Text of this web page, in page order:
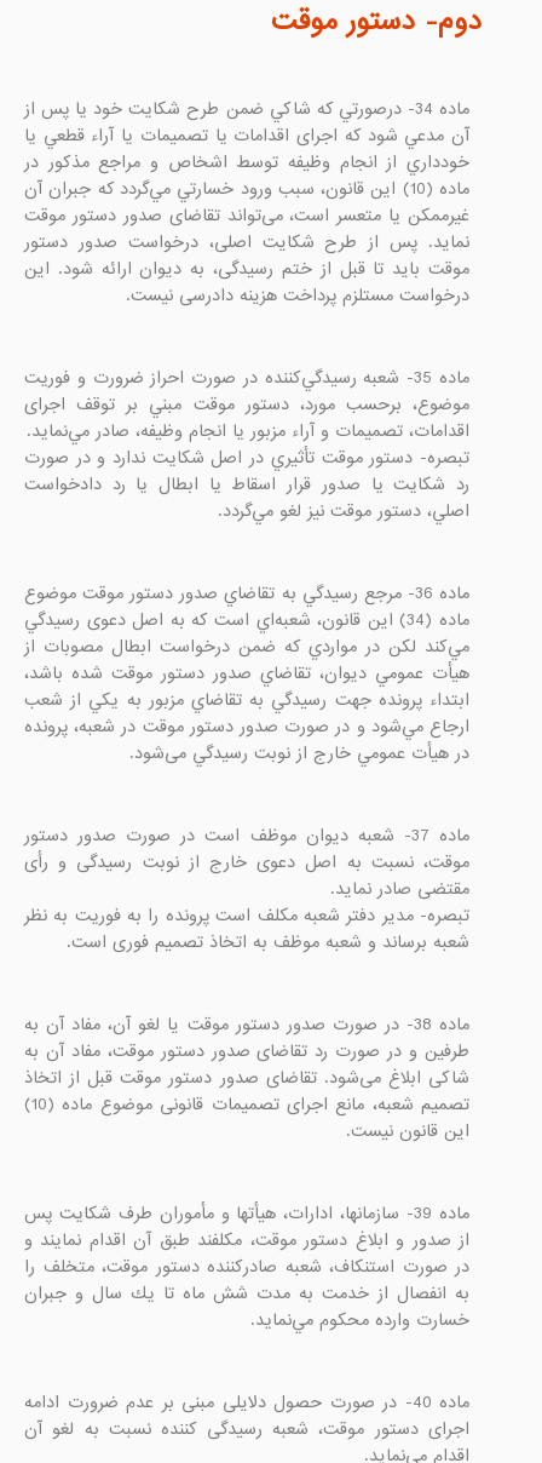
دوم- دستور موقت
ماده 34- درصورتي كه شاكي ضمن طرح شكايت خود يا پس از
آن مدعي شود كه اجرای اقدامات يا تصميمات يا آراء قطعي يا
خودداري از انجام وظيفه توسط اشخاص و مراجع مذكور در
ماده (10) این قانون، سبب ورود خسارتي مي‌گردد كه جبران آن
غيرممكن يا متعسر است، می‌تواند تقاضای صدور دستور موقت
نماید. پس از طرح شکایت اصلی، درخواست صدور دستور
موقت باید تا قبل از ختم رسیدگی، به دیوان ارائه شود. این
درخواست مستلزم پرداخت هزینه دادرسی نیست.
ماده 35- شعبه رسيدگي‌كننده در صورت احراز ضرورت و فوريت
موضوع، برحسب مورد، دستور موقت مبني بر توقف اجرای
تبصره- دستور موقت تأثيري در اصل شكايت ندارد و در صورت
رد شكايت يا صدور قرار اسقاط يا ابطال يا رد دادخواست
اصلي، دستور موقت نیز لغو مي‌گردد.
ماده 36- مرجع رسيدگي به تقاضاي صدور دستور موقت موضوع
ماده (34) این قانون، شعبه‌اي است كه به اصل دعوی رسيدگي
مي‌كند لكن در مواردي كه ضمن درخواست ابطال مصوبات از
هيأت عمومي دیوان، تقاضاي صدور دستور موقت شده ‌باشد،
ابتداء پرونده جهت رسيدگي به تقاضاي مزبور به يكي از شعب
ارجاع مي‌شود و در صورت صدور دستور موقت در شعبه، پرونده
در هيأت عمومي خارج از نوبت رسيدگي می‌شود.
ماده 37- شعبه دیوان موظف است در صورت صدور دستور
موقت، نسبت به اصل دعوی خارج از نوبت رسیدگی و رأی
تبصره- مدیر دفتر شعبه مکلف است پرونده را به فوريت به نظر
شعبه برساند و شعبه موظف به اتخاذ تصمیم فوری است.
ماده 38- در صورت صدور دستور موقت یا لغو آن، مفاد آن به
طرفین و در صورت رد تقاضای صدور دستور موقت، مفاد آن به
شاکی ابلاغ می‌شود. تقاضای صدور دستور موقت قبل از اتخاذ
تصمیم شعبه، مانع اجرای تصمیمات قانونی موضوع ماده (10)
این قانون نیست.
ماده 39- سازمانها، ادارات، هيأتها و مأموران طرف شكايت پس
از صدور و ابلاغ دستور موقت، مكلفند طبق آن اقدام نمايند و
در صورت استنكاف، شعبه صادر‌كننده دستور موقت، متخلف را
به انفصال از خدمت به مدت شش ‌ماه تا يك سال و جبران
خسارت وارده محكوم مي‌نمايد.
ماده 40- در صورت حصول دلایلی مبنی بر عدم ضرورت ادامه
اجرای دستور موقت، شعبه رسیدگی کننده نسبت به لغو آن